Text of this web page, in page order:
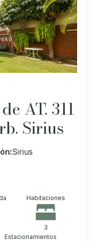
AT. 311
Sirius
Sirius
Habitaciones
3
Estacionamientos